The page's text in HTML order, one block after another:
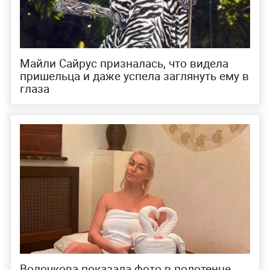
Майли Сайрус призналась, что видела
пришельца и даже успела заглянуть ему в
глаза